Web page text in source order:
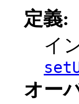
定義:
イ
オー